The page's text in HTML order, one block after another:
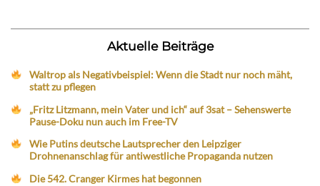
Aktuelle Beiträge
Waltrop als Negativbeispiel: Wenn die Stadt nur noch mäht,
statt zu pflegen
„Fritz Litzmann, mein Vater und ich“ auf 3sat – Sehenswerte
Pause-Doku nun auch im Free-TV
Wie Putins deutsche Lautsprecher den Leipziger
Drohnenanschlag für antiwestliche Propaganda nutzen
Die 542. Cranger Kirmes hat begonnen